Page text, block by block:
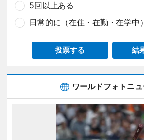
5回以上ある
日常的に（在住・在勤・在学中）
投票する 結
ワールドフォトニ